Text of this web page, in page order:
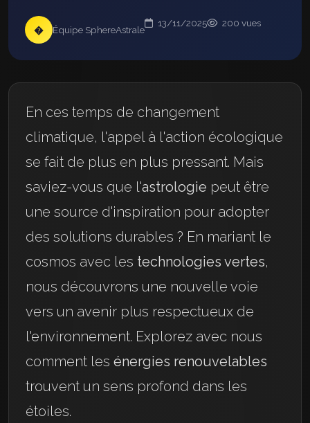
� Équipe SphereAstrale
13/11/2025 200 vues
En ces temps de changement
climatique, l'appel à l'action écologique
se fait de plus en plus pressant. Mais
saviez-vous que l'astrologie peut être
une source d'inspiration pour adopter
des solutions durables ? En mariant le
cosmos avec les technologies vertes,
nous découvrons une nouvelle voie
vers un avenir plus respectueux de
l'environnement. Explorez avec nous
comment les énergies renouvelables
trouvent un sens profond dans les
étoiles.